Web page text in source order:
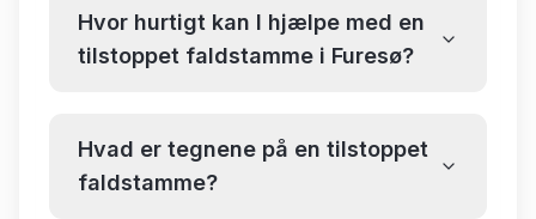
Hvor hurtigt kan I hjælpe med en
tilstoppet faldstamme i Furesø?
Hvad er tegnene på en tilstoppet
faldstamme?